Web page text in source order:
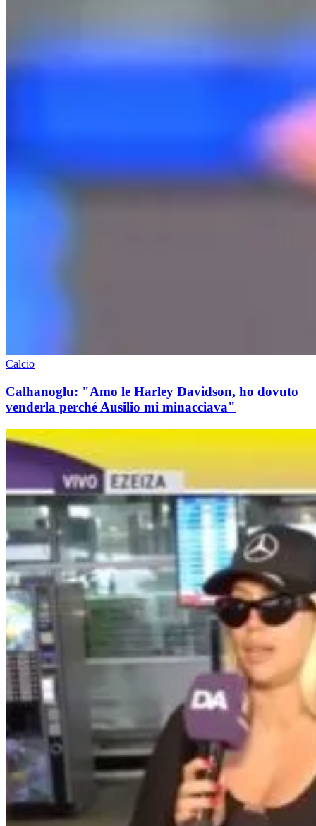
Calcio
Calhanoglu: "Amo le Harley Davidson, ho dovuto
venderla perché Ausilio mi minacciava"